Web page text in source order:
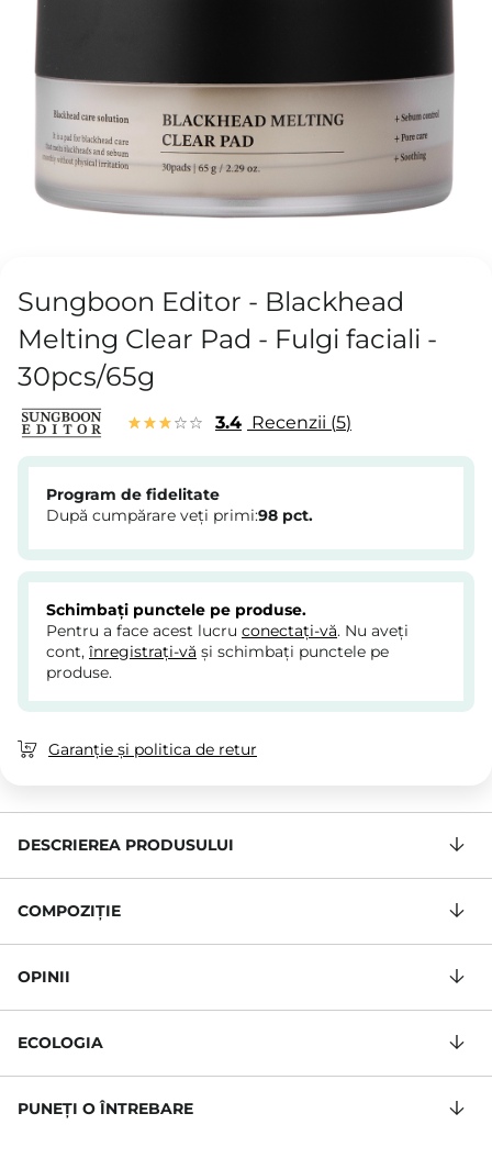
Sungboon Editor - Blackhead
Melting Clear Pad - Fulgi faciali -
30pcs/65g
3.4 Recenzii 5
Program de fidelitate
După cumpărare veți primi:98 pct.
Schimbați punctele pe produse.
Pentru a face acest lucru conectați-vă. Nu aveți
cont, înregistrați-vă și schimbați punctele pe
produse.
Garanție și politica de retur
DESCRIEREA PRODUSULUI
COMPOZIŢIE
OPINII
ECOLOGIA
PUNEȚI O ÎNTREBARE